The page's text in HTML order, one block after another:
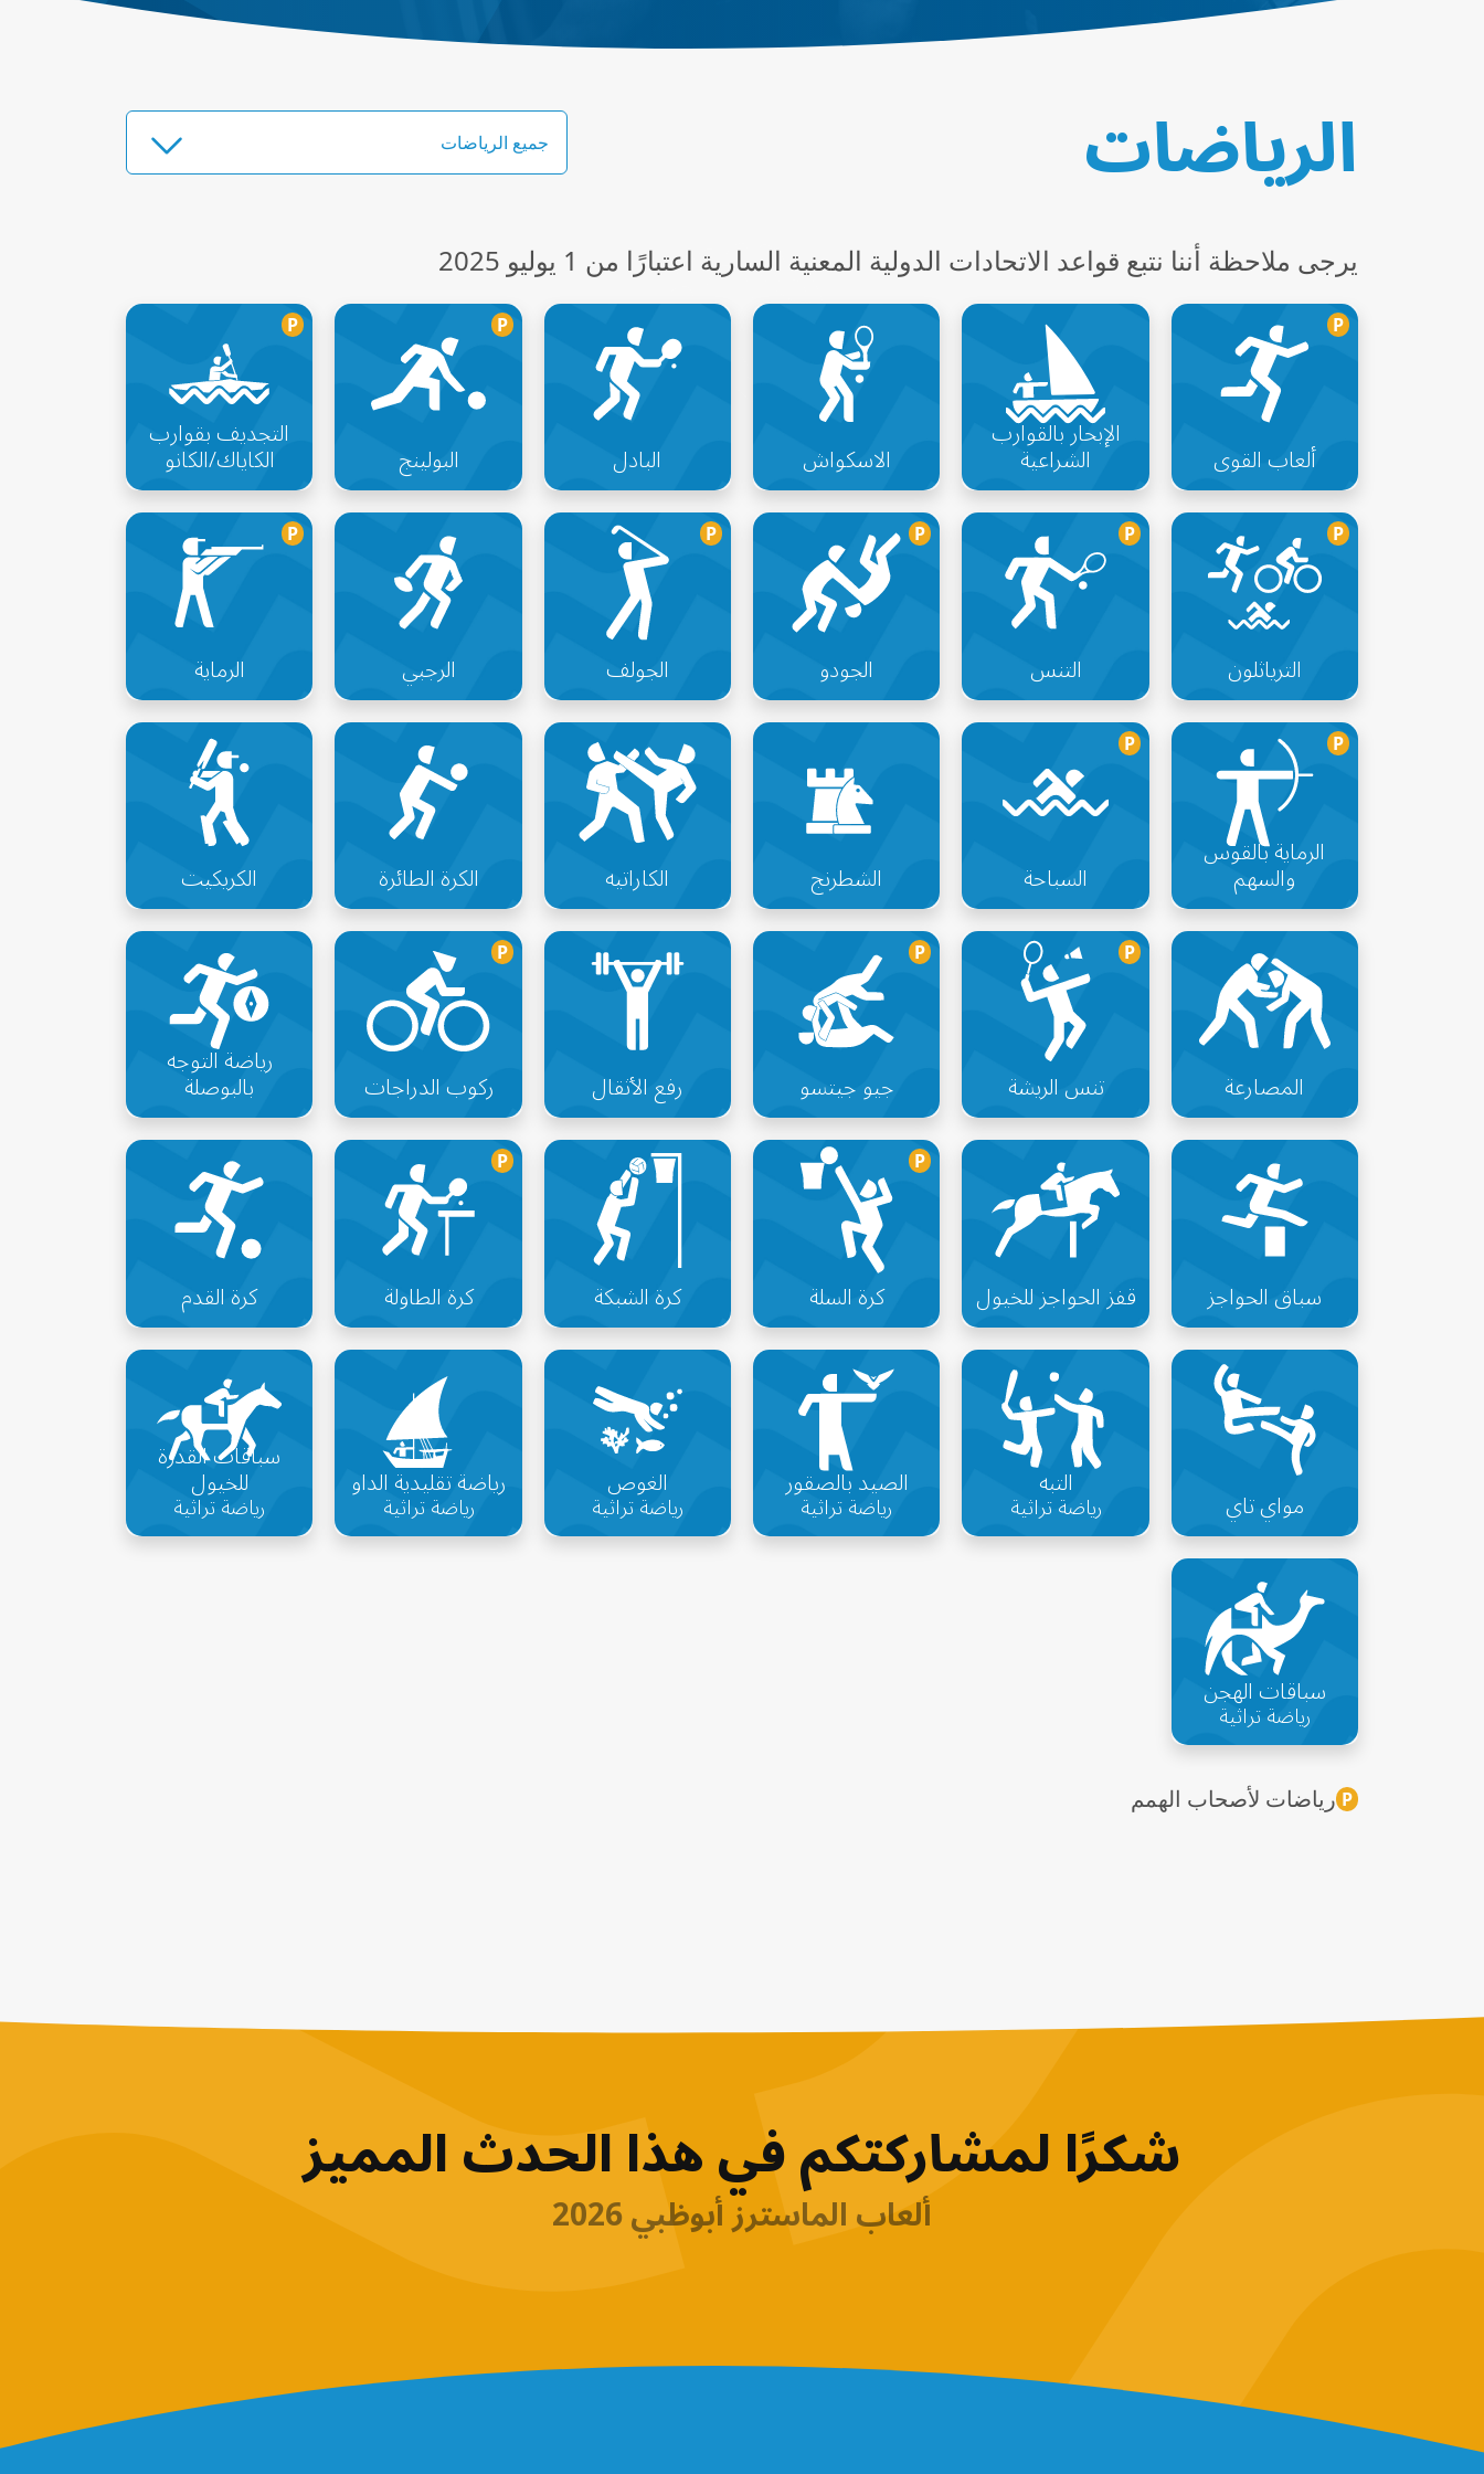
الرياضات
يرجى ملاحظة أننا نتبع قواعد الاتحادات الدولية المعنية السارية اعتبارًا من 1 يوليو 2025
P
ألعاب القوى
الإبحار بالقوارب
الشراعية الاسكواش البادل
P
البولينج
P
التجديف بقوارب
الكاياك/الكانو
P
الترياثلون
P
التنس
P
الجودو
P
الجولف الرجبي
P
الرماية
P
الرماية بالقوس
والسهم
P
السباحة الشطرنج الكاراتيه الكرة الطائرة الكريكيت
المصارعة
P
تنس الريشة
P
جيو جيتسو رفع الأثقال
P
ركوب الدراجات
رياضة التوجه
بالبوصلة
سباق الحواجز قفز الحواجز للخيول
P
كرة السلة كرة الشبكة
P
كرة الطاولة كرة القدم
مواي تاي التبه
رياضة تراثية
الصيد بالصقور
رياضة تراثية
الغوص
رياضة تراثية
رياضة تقليدية الداو
رياضة تراثية
سباقات القدرة
للخيول
رياضة تراثية
سباقات الهجن
رياضة تراثية
P رياضات لأصحاب الهمم
شكرًا لمشاركتكم في هذا الحدث المميز
ألعاب الماسترز أبوظبي 2026